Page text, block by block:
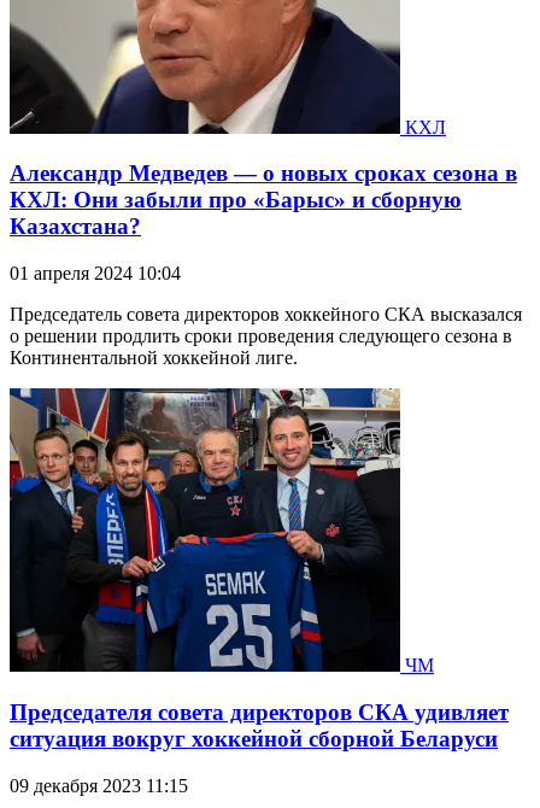
КХЛ
Александр Медведев — о новых сроках сезона в
КХЛ: Они забыли про «Барыс» и сборную
Казахстана?
01 апреля 2024 10:04
Председатель совета директоров хоккейного СКА высказался
о решении продлить сроки проведения следующего сезона в
Континентальной хоккейной лиге.
ЧМ
Председателя совета директоров СКА удивляет
ситуация вокруг хоккейной сборной Беларуси
09 декабря 2023 11:15